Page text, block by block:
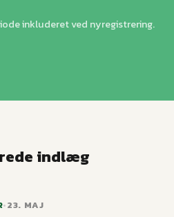
inkluderet ved nyregistrering.
indlæg
•23. MAJ